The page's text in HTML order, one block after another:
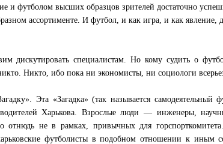
и футболом высших образцов зрителей достаточно
ассортименте. И футбол, и как игра, и как
дискутировать специалистам. Но кому судить о
Никто, ибо пока ни экономисты, ни социологи
Эта «Загадка» (так называется
Харькова. Взрослые люди — инженеры,
отнюдь не в рамках, привычных для
футболисты в подобном отношении к иным